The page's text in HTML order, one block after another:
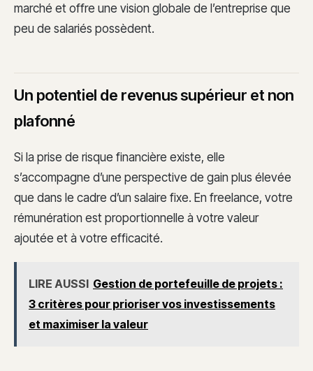
marché et offre une vision globale de l’entreprise que
peu de salariés possèdent.
Un potentiel de revenus supérieur et non
plafonné
Si la prise de risque financière existe, elle
s’accompagne d’une perspective de gain plus élevée
que dans le cadre d’un salaire fixe. En freelance, votre
rémunération est proportionnelle à votre valeur
ajoutée et à votre efficacité.
LIRE AUSSI Gestion de portefeuille de projets :
3 critères pour prioriser vos investissements
et maximiser la valeur